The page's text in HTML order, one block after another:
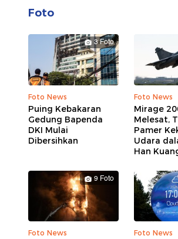
Foto
3 Foto
Foto News
Puing Kebakaran
Gedung Bapenda
DKI Mulai
Dibersihkan
Foto News
Mirage
Melesat,
Pamer
Udara
Han
9 Foto
Foto News Foto News